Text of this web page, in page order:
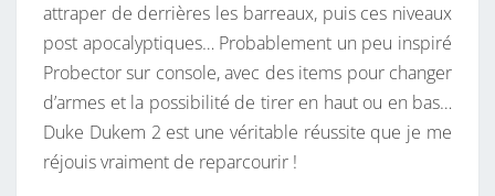
attraper de derrières les barreaux, puis ces niveaux
post apocalyptiques… Probablement un peu inspiré
Probector sur console, avec des items pour changer
d’armes et la possibilité de tirer en haut ou en bas…
Duke Dukem 2 est une véritable réussite que je me
réjouis vraiment de reparcourir !